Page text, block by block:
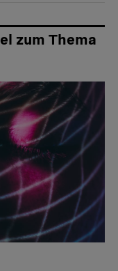
zum Thema